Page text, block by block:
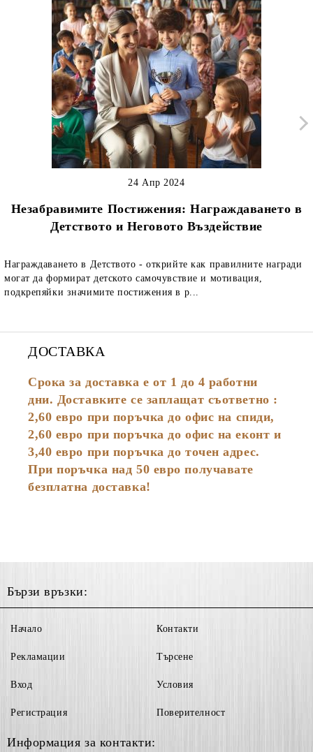
Незабравимите Постижения: Награждаването в
Детството и Неговото Въздействие
24 Апр 2024
Награждаването в Детството - открийте как правилните награди
могат да формират детското самочувствие и мотивация,
подкрепяйки значимите постижения в р...
ДОСТАВКА
Срока за доставка е от 1 до 4 работни
дни. Доставките се заплащат съответно :
2,60 евро при поръчка до офис на спиди,
2,60 евро при поръчка до офис на еконт и
3,40 евро при поръчка до точен адрес.
При поръчка над 50 евро получавате
безплатна доставка!
Бързи връзки:
Начало
Рекламации
Вход
Регистрация
Контакти
Търсене
Условия
Поверителност
Информация за контакти: